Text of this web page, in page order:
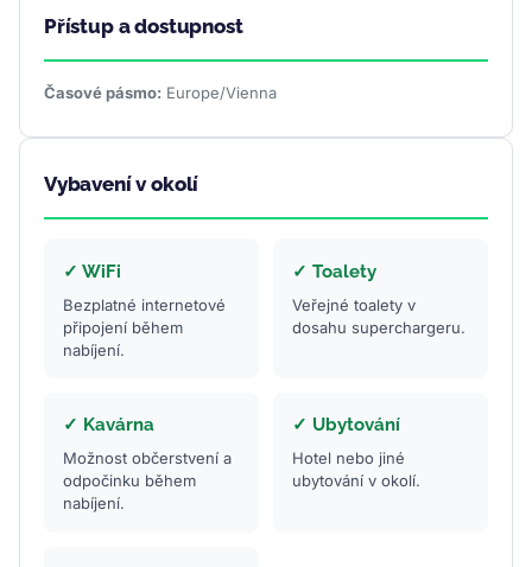
Přístup a dostupnost
Časové pásmo: Europe/Vienna
Vybavení v okolí
✓ WiFi
Bezplatné internetové
připojení během
nabíjení.
✓ Toalety
Veřejné toalety v
dosahu superchargeru.
✓ Kavárna
Možnost občerstvení a
odpočinku během
nabíjení.
✓ Ubytování
Hotel nebo jiné
ubytování v okolí.